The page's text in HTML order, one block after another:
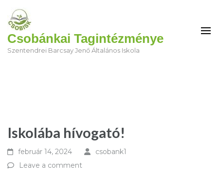
Csobánkai Tagintézménye
Szentendrei Barcsay Jenő Általános Iskola
Iskolába hívogató!
február 14, 2024
csobank1
Leave a comment